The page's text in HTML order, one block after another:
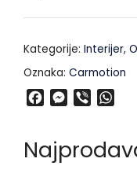
Kategorije: Interijer,
Oznaka: Carmotion
e
b
M
s
e
t